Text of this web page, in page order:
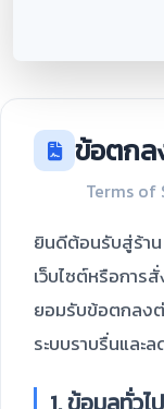
ข้อตกล
Terms
ยินดีต้อนรับสู่ร้าน
เว็บไซต์หรือการ
ยอมรับข้อตกลงต่
ระบบราบรื่นและ